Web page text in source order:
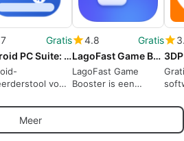
Gratis
Android PC Suite: Manager, Mirror and Remote Control
voor
en op
besturen van
vanaf PC
4.8
Gratis
LagoFast Game Booster
LagoFast Game
Booster is een
optimalisatiesoftware
wereldwijde gamers.
Meer